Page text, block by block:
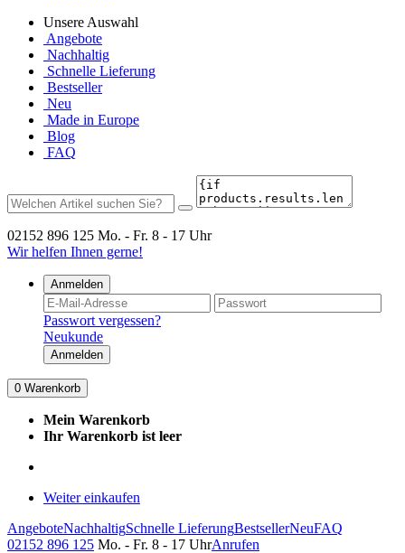
Unsere Auswahl
Angebote
Nachhaltig
Schnelle Lieferung
Bestseller
Neu
Made in Europe
Blog
FAQ
02152 896 125 Mo. - Fr. 8 - 17 Uhr
Wir helfen Ihnen gerne!
Anmelden
Passwort vergessen?
Neukunde
Anmelden
0 Warenkorb
Mein Warenkorb
Ihr Warenkorb ist leer
Weiter einkaufen
AngeboteNachhaltigSchnelle LieferungBestsellerNeuFAQ
02152 896 125 Mo. - Fr. 8 - 17 UhrAnrufen